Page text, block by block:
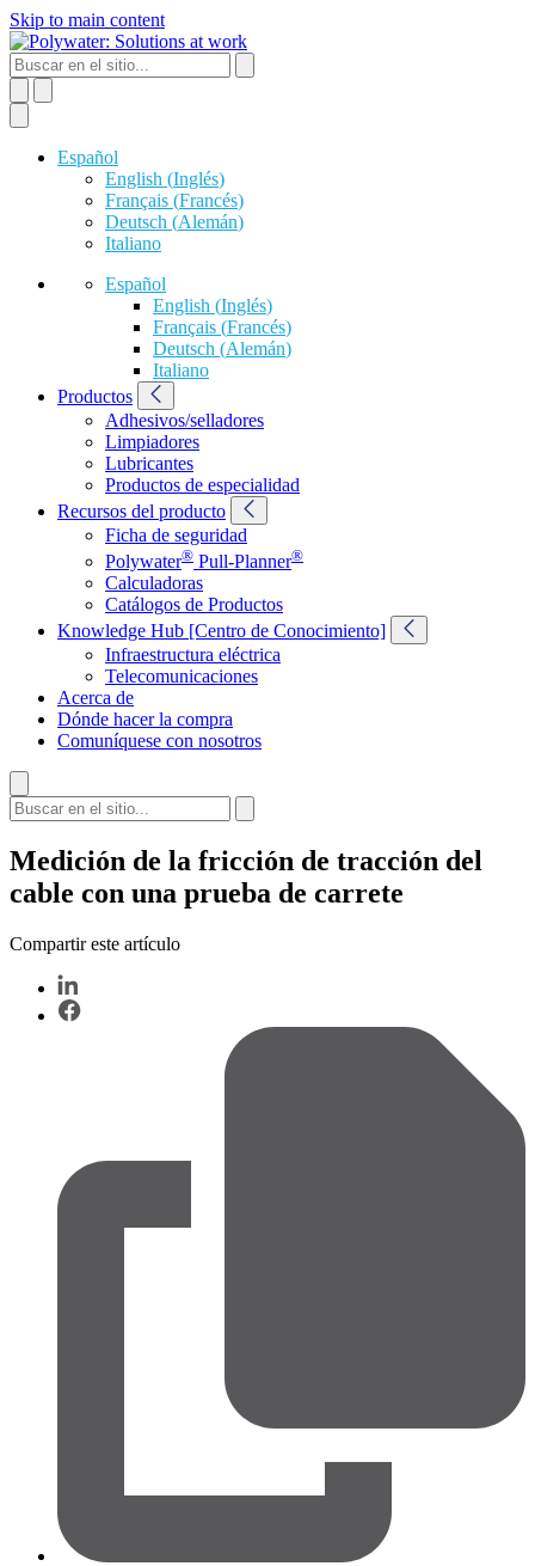
Skip to main content
Español
English (Inglés)
Français (Francés)
Deutsch (Alemán)
Italiano
Español
English (Inglés)
Français (Francés)
Deutsch (Alemán)
Italiano
Productos
Adhesivos/selladores
Limpiadores
Lubricantes
Productos de especialidad
Recursos del producto
Ficha de seguridad
Polywater® Pull-Planner®
Calculadoras
Catálogos de Productos
Knowledge Hub [Centro de Conocimiento]
Infraestructura eléctrica
Telecomunicaciones
Acerca de
Dónde hacer la compra
Comuníquese con nosotros
Medición de la fricción de tracción del
cable con una prueba de carrete
Compartir este artículo